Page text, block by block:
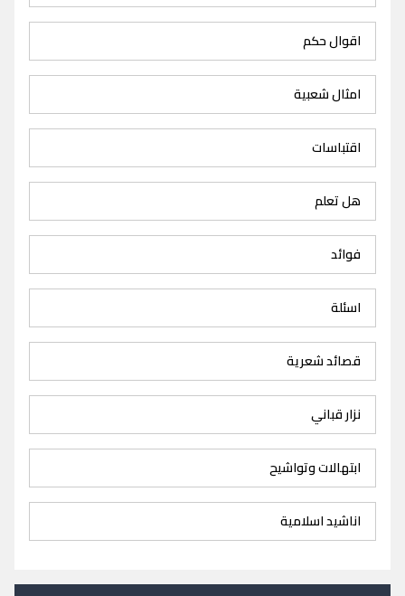
اقوال حكم
امثال شعبية
اقتباسات
هل تعلم
فوائد
اسئلة
قصائد شعرية
نزار قباني
ابتهالات وتواشيح
اناشيد اسلامية